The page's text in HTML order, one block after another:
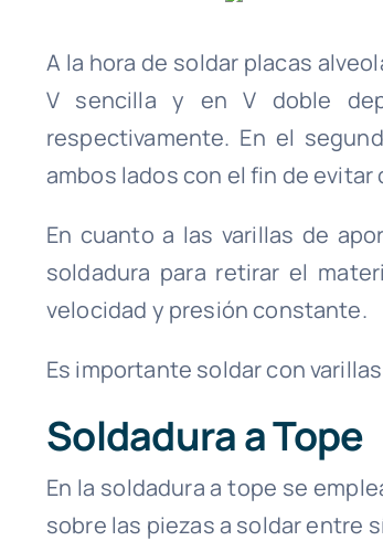
A la hora de soldar placas
V sencilla y en V doble
respectivamente. En el
ambos lados con el fin de
En cuanto a las varillas de
soldadura para retirar el
velocidad y presión constante.
Es importante soldar con
Soldadura a Tope
En la soldadura a tope se
sobre las piezas a soldar entre